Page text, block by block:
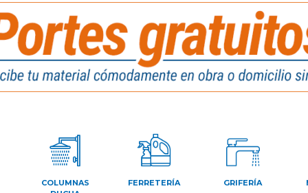
COLUMNAS
FERRETERÍA GRIFERÍA